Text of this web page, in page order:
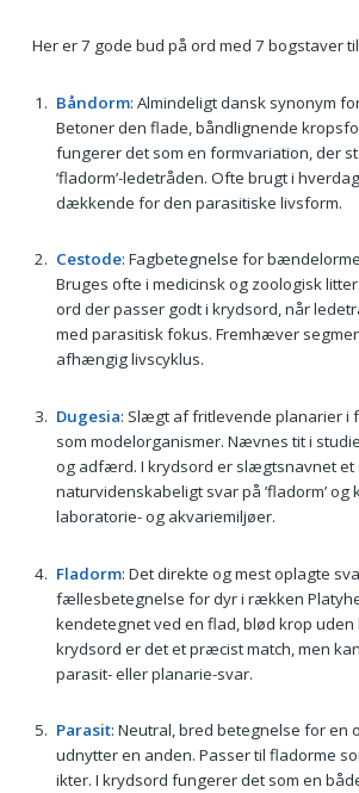
Her er 7 gode bud på ord med 7 bogstaver
Båndorm: Almindeligt dansk synonym
Betoner den flade, båndlignende
fungerer det som en formvariation, der
’fladorm’-ledetråden. Ofte brugt i
dækkende for den parasitiske livsform.
Cestode: Fagbetegnelse for
Bruges ofte i medicinsk og zoologisk
ord der passer godt i krydsord, når
med parasitisk fokus. Fremhæver
afhængig livscyklus.
Dugesia: Slægt af fritlevende planarier i
som modelorganismer. Nævnes tit i
og adfærd. I krydsord er slægtsnavnet et
naturvidenskabeligt svar på ’fladorm’ og
laboratorie- og akvariemiljøer.
Fladorm: Det direkte og mest oplagte
fællesbetegnelse for dyr i rækken
kendetegnet ved en flad, blød krop uden
krydsord er det et præcist match, men
parasit- eller planarie-svar.
Parasit: Neutral, bred betegnelse for en
udnytter en anden. Passer til fladorme
ikter. I krydsord fungerer det som en